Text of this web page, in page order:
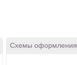
Схемы оформления